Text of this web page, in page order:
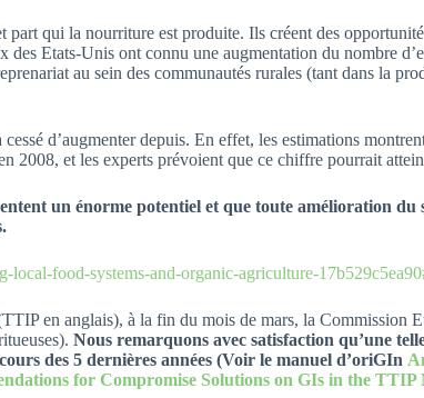
qui la nourriture est produite. Ils créent des
Etats-Unis ont connu une augmentation du nombre
au sein des communautés rurales (tant dans la
d’augmenter depuis. En effet, les estimations
2008, et les experts prévoient que ce chiffre pourrait
un énorme potentiel et que toute amélioration du
food-systems-and-organic-agriculture-
en anglais), à la fin du mois de mars, la Commission
Nous remarquons avec satisfaction qu’une
des 5 dernières années (Voir le manuel d’oriGIn
for Compromise Solutions on GIs in the TTIP